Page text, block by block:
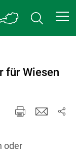
für Wiesen
oder